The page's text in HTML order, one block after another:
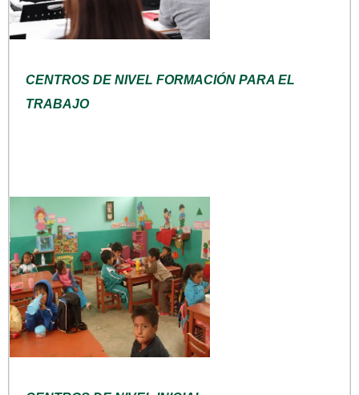
CENTROS DE NIVEL FORMACIÓN PARA EL
TRABAJO